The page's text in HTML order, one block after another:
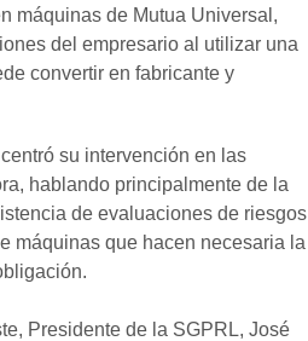
máquinas de Mutua Universal,
del empresario al utilizar una
convertir en fabricante y
su intervención en las
hablando principalmente de la
de evaluaciones de riesgos
máquinas que hacen necesaria la
Presidente de la SGPRL, José